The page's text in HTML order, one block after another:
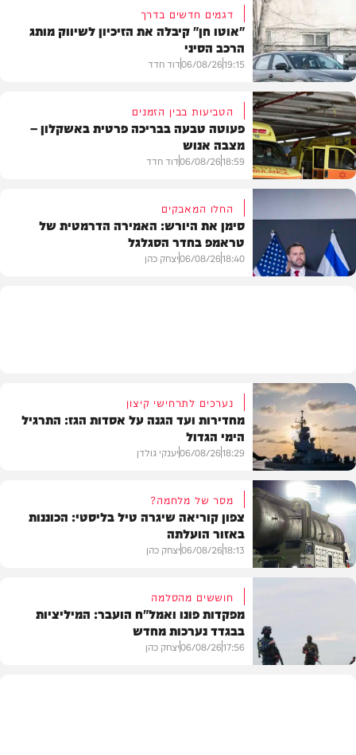
רכב
דגמים חדשים בדרך
"אוטו חן" קיבלה את הזיכיון לשיווק מותג
הרכב הסיני
19:15
06/08/26דוד חדד
בארץ
הטביעות בבין הזמנים
פעוטה טבעה בבריכה פרטית באשקלון –
מצבה אנוש
18:59
06/08/26דוד חדד
החלו המאבקים
סימן את היורש: האמירה הדרמטית של
טראמפ בחדר הסגלגל
18:40
06/08/26יצחק כהן
צבא וביטחון
נערכים לתרחישי קיצון
מחדירות ועד הגנה על אסדות הגז: התרגיל
הימי הגדול
18:29
06/08/26יענקי גולדן
מסר של מלחמה?
צפון קוריאה שיגרה טיל בליסטי: הכוננות
באזור הועלתה
18:13
06/08/26יצחק כהן
חוששים מהסלמה
מפקדות פונו ואמל"ח הועבר: המיליציות
בבגדד נערכות מחדש
17:56
06/08/26יצחק כהן